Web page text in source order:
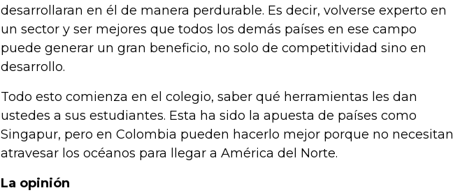
desarrollaran en él de manera perdurable. Es decir, volverse experto en
un sector y ser mejores que todos los demás países en ese campo
puede generar un gran beneficio, no solo de competitividad sino en
desarrollo.
Todo esto comienza en el colegio, saber qué herramientas les dan
ustedes a sus estudiantes. Esta ha sido la apuesta de países como
Singapur, pero en Colombia pueden hacerlo mejor porque no necesitan
atravesar los océanos para llegar a América del Norte.
La opinión